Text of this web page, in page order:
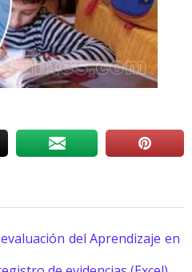
del Aprendizaje en